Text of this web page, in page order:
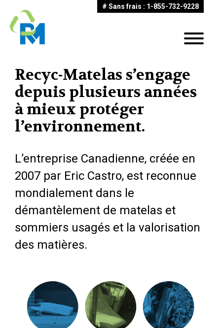
# Sans frais : 1-855-732-9228
Recyc-Matelas s’engage
depuis plusieurs années
à mieux protéger
l’environnement.
L’entreprise Canadienne, créée en
2007 par Eric Castro, est reconnue
mondialement dans le
démantèlement de matelas et
sommiers usagés et la valorisation
des matières.